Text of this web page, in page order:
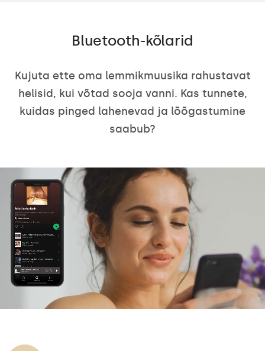
Bluetooth-kõlarid
Kujuta ette oma lemmikmuusika rahustavat
helisid, kui võtad sooja vanni. Kas tunnete,
kuidas pinged lahenevad ja lõõgastumine
saabub?